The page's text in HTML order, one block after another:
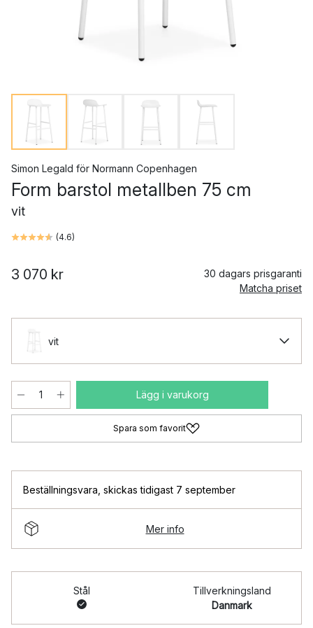
Simon Legald för Normann Copenhagen
Form barstol metallben 75 cm
vit
(4.6)
3 070 kr
30 dagars prisgaranti
Matcha priset
vit
Lägg i varukorg
Spara som favorit
Beställningsvara skickas tidigast 7 september
Mer info
Stål
Tillverkningsland
Danmark